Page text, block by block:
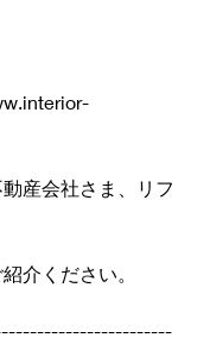
産会社さま、リフ
介ください。